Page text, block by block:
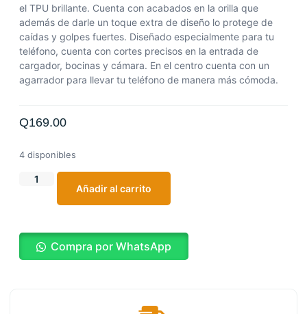
el TPU brillante. Cuenta con acabados en la orilla que
además de darle un toque extra de diseño lo protege de
caídas y golpes fuertes. Diseñado especialmente para tu
teléfono, cuenta con cortes precisos en la entrada de
cargador, bocinas y cámara. En el centro cuenta con un
agarrador para llevar tu teléfono de manera más cómoda.
Q169.00
4 disponibles
Añadir al carrito
Compra por WhatsApp